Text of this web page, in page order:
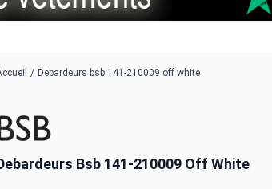
/ Debardeurs bsb 141-210009 off white
Bsb 141-210009 Off White